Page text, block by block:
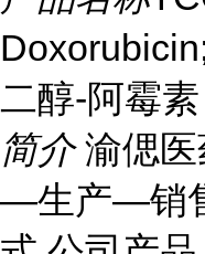
二醇-阿霉素
简介 渝偲
—生产—销